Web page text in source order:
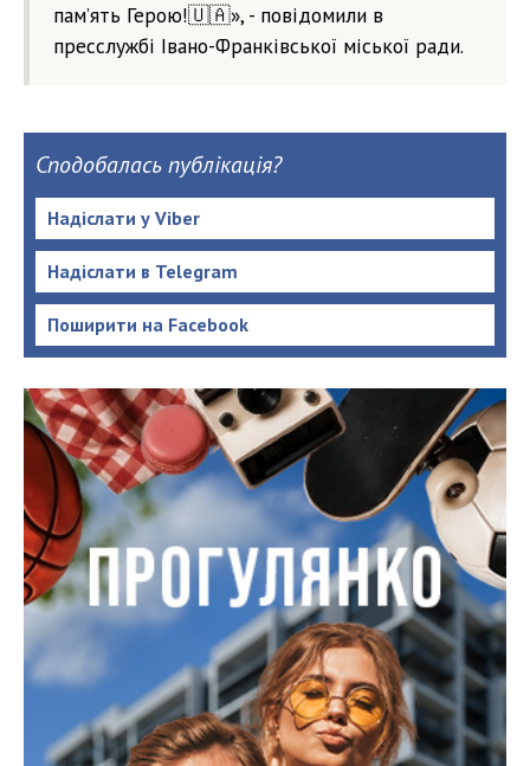
памʼять Герою!🇺🇦», - повідомили в
пресслужбі Івано-Франківської міської ради.
Сподобалась публікація?
Надіслати у Viber
Надіслати в Telegram
Поширити на Facebook